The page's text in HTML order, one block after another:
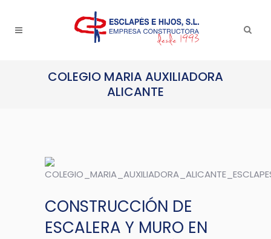
COLEGIO MARIA AUXILIADORA
ALICANTE
CONSTRUCCIÓN DE
ESCALERA Y MURO EN